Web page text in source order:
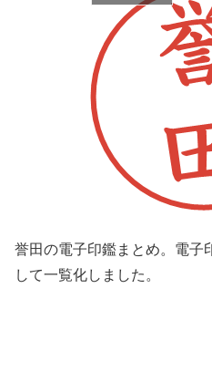
誉田の電子印鑑まとめ。電子
して一覧化しました。